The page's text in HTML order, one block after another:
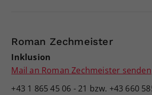
Roman Zechmeister
Inklusion
Mail an Roman Zechmeister senden
+43 1 865 45 06 - 21 bzw. +43 660